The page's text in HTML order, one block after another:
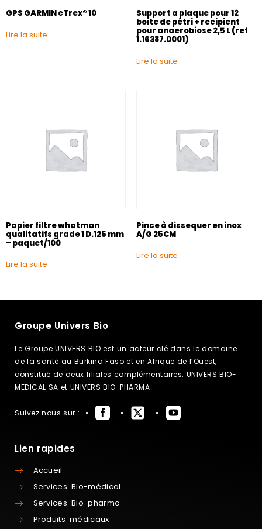
GPS GARMIN eTrex® 10
Lire la suite
Support a plaque pour 12
boite de pétri + recipient
pour anaerobiose 2,5 L (ref
1.16387.0001)
Lire la suite
Papier filtre whatman
qualitatifs grade 1 D.125 mm
– paquet/100
Lire la suite
Pince à dissequer en inox
A/G 25CM
Lire la suite
Groupe Univers Bio
Le Groupe UNIVERS BIO est un acteur clé dans le domaine
de la santé au Burkina Faso et en Afrique de l’Ouest,
constitué de deux filiales complémentaires: UNIVERS BIO-
MEDICAL SA et UNIVERS BIO-PHARMA
Suivez nous sur :
Lien rapides
Accueil
Services Bio-médical
Services Bio-pharma
Produits médicaux